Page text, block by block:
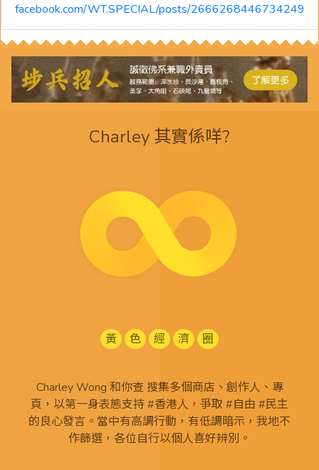
facebook.com/WT.SPECIAL/posts/2666268446734249
Charley 其實係咩?
黃 色 經 濟 圈
Charley Wong 和你查 搜集多個商店、創作人、專
頁，以第一身表態支持 #香港人，爭取 #自由 #民主
的良心發言。當中有高調行動，有低調暗示，我地不
作篩選，各位自行以個人喜好辨別。